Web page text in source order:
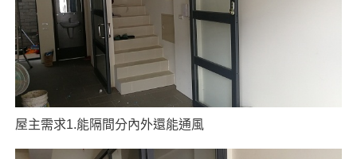
屋主需求1.能隔間分內外還能通風